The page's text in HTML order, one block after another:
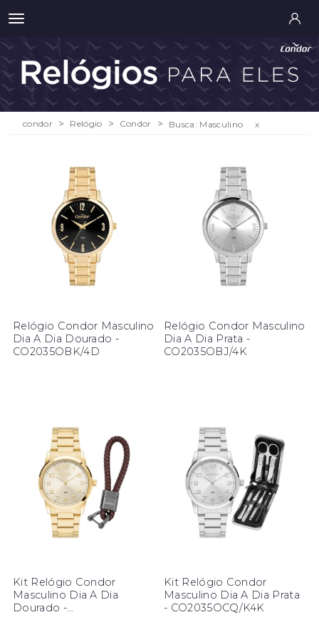
condor Relógio Condor Busca: Masculino x
Relógio Condor Masculino
Dia A Dia Dourado -
CO2035OBK/4D
Relógio Condor Masculino
Dia A Dia Prata -
CO2035OBJ/4K
Kit Relógio Condor
Masculino Dia A Dia
Dourado -
Kit Relógio Condor
Masculino Dia A Dia Prata
- CO2035OCQ/K4K